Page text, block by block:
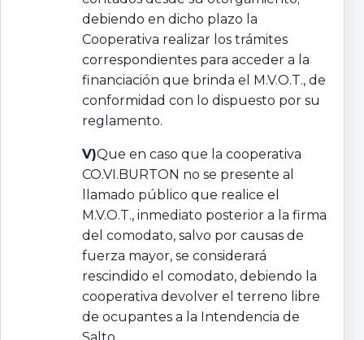
debiendo en dicho plazo la
Cooperativa realizar los trámites
correspondientes para acceder a la
financiación que brinda el M.V.O.T., de
conformidad con lo dispuesto por su
reglamento.
V)Que en caso que la cooperativa
CO.VI.BURTON no se presente al
llamado público que realice el
M.V.O.T., inmediato posterior a la firma
del comodato, salvo por causas de
fuerza mayor, se considerará
rescindido el comodato, debiendo la
cooperativa devolver el terreno libre
de ocupantes a la Intendencia de